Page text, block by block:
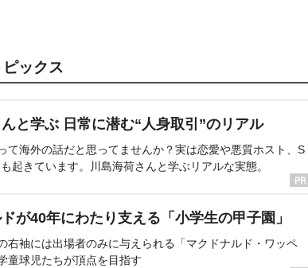
ックス
と学ぶ 日常に潜む“人身取引”のリアル
て海外の話だと思ってませんか？実は恋愛や悪質ホスト、S
起きています。川島海荷さんと学ぶリアルな実態。
が40年にわたり支える「小学生の甲子園」
右袖には出場者のみに与えられる「マクドナルド・ワッペ
童球児たちが頂点を目指す